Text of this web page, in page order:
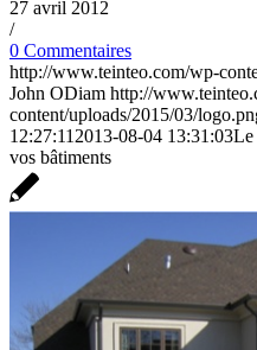
27 avril 2012
/
0 Commentaires
http://www.teinteo.com/wp-
John ODiam http://
content/uploads/2015/03/
12:27:11 2013-08-04 13:31:03Le
vos bâtiments